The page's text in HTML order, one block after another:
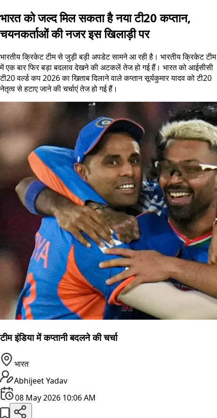
भारत को जल्द मिल सकता है नया टी20 कप्तान,
चयनकर्ताओं की नजर इस खिलाड़ी पर
भारतीय क्रिकेट टीम से जुड़ी बड़ी अपडेट सामने आ रही है। भारतीय क्रिकेट टीम
में एक बार फिर बड़ा बदलाव देखने की अटकलें तेज हो गई हैं। भारत को आईसीसी
टी20 वर्ल्ड कप 2026 का खिताब दिलाने वाले कप्तान सूर्यकुमार यादव को टी20
नेतृत्व से हटाए जाने की चर्चाएं तेज हो गई हैं।
टीम इंडिया में कप्तानी बदलने की चर्चा
भारत
Abhijeet Yadav
08 May 2026 10:06 AM